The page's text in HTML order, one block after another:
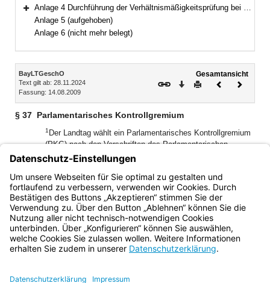
Bereich erweitern
Anlage 4 Durchführung der Verhältnismäßigkeitsprüfung bei berufsreglementierenden Regelungen im Anwendungsbereich der Richtlinie 2005/36/EG
Anlage 5 (aufgehoben)
Anlage 6 (nicht mehr belegt)
Inhalt
BayLTGeschO
Text gilt ab: 28.11.2024
Fassung: 14.08.2009
Gesamtansicht
Download
DruckenVorheriges
§ 37 Parlamentarisches Kontrollgremium
1 Der Landtag wählt ein Parlamentarisches Kontrollgremium
(PKG) nach den Vorschriften des Parlamentarischen
Kontrollgremium-Gesetzes (PKGG).
über die Ausschüsse gelten entsprechend, so weit im
Gesetz und in der Geschäftsordnung des PKG nichts
anderes geregelt ist.
Bayern.de
BayernPortal
Impressum